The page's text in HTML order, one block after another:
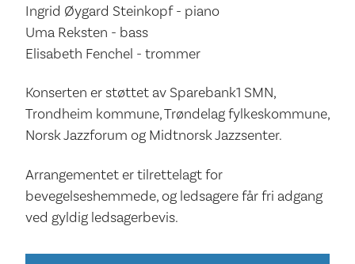
Ingrid Øygard Steinkopf - piano
Uma Reksten - bass
Elisabeth Fenchel - trommer
Konserten er støttet av Sparebank1 SMN,
Trondheim kommune, Trøndelag fylkeskommune,
Norsk Jazzforum og Midtnorsk Jazzsenter.
Arrangementet er tilrettelagt for
bevegelseshemmede, og ledsagere får fri adgang
ved gyldig ledsagerbevis.